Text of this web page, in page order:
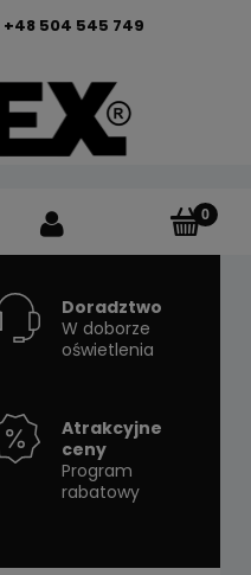
+48 504 545 749
Doradztwo
W doborze
oświetlenia
Atrakcyjne
ceny
Program
rabatowy